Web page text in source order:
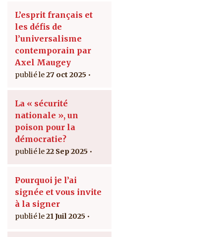
L’esprit français et
les défis de
l’universalisme
contemporain par
Axel Maugey
27 oct 2025
La « sécurité
nationale », un
poison pour la
démocratie?
22 Sep 2025
Pourquoi je l’ai
signée et vous invite
à la signer
21 Juil 2025